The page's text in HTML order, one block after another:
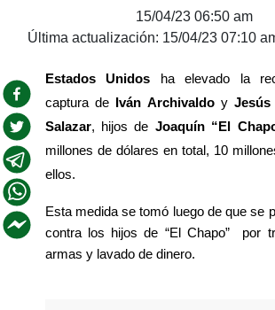
15/04/23 06:50 am
Última actualización: 15/04/23 07:10
Estados Unidos ha elevado la
captura de
Iván Archivaldo y
Salazar, hijos de Joaquín “El
millones de dólares en total, 10
ellos.
Esta medida se tomó luego de que se
contra los hijos de “El Chapo”  por
armas y lavado de dinero.